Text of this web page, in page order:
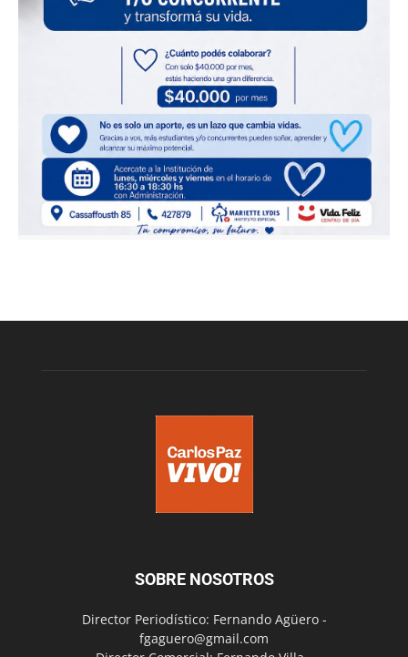
SOBRE NOSOTROS
Director Periodístico: Fernando Agüero -
fgaguero@gmail.com